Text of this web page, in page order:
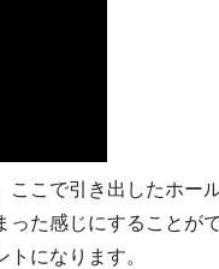
こで引き出したホー
た感じにすることが
になります。